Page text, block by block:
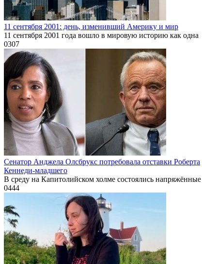
11 сентября 2001: день, изменивший Америку и мир
11 сентября 2001 года вошло в мировую историю как одна
0307
Сенатор Анджела Олсбрукс потребовала отставки Роберта
Кеннеди-младшего
В среду на Капитолийском холме состоялись напряжённые
0444